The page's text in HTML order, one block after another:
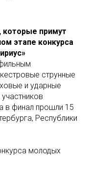
примут
этапе конкурса
струнные
и ударные
в финал прошли 15
Республики
молодых